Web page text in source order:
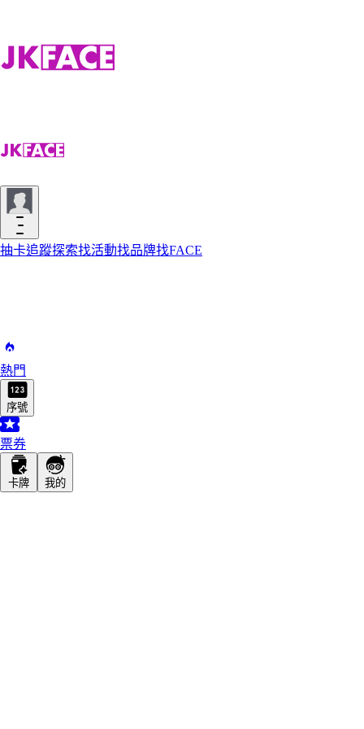
抽卡追蹤探索找活動找品牌找FACE
熱門
序號
票券
卡牌 我的